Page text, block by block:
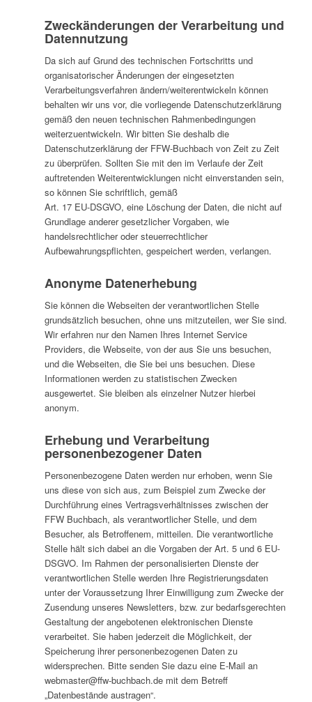
Zweckänderungen der Verarbeitung und
Datennutzung
Da sich auf Grund des technischen Fortschritts und
organisatorischer Änderungen der eingesetzten
Verarbeitungsverfahren ändern/weiterentwickeln können
behalten wir uns vor, die vorliegende Datenschutzerklärung
gemäß den neuen technischen Rahmenbedingungen
weiterzuentwickeln. Wir bitten Sie deshalb die
Datenschutzerklärung der FFW-Buchbach von Zeit zu Zeit
zu überprüfen. Sollten Sie mit den im Verlaufe der Zeit
auftretenden Weiterentwicklungen nicht einverstanden sein,
so können Sie schriftlich, gemäß
Art. 17 EU-DSGVO, eine Löschung der Daten, die nicht auf
Grundlage anderer gesetzlicher Vorgaben, wie
handelsrechtlicher oder steuerrechtlicher
Aufbewahrungspflichten, gespeichert werden, verlangen.
Anonyme Datenerhebung
Sie können die Webseiten der verantwortlichen Stelle
grundsätzlich besuchen, ohne uns mitzuteilen, wer Sie sind.
Wir erfahren nur den Namen Ihres Internet Service
Providers, die Webseite, von der aus Sie uns besuchen,
und die Webseiten, die Sie bei uns besuchen. Diese
Informationen werden zu statistischen Zwecken
ausgewertet. Sie bleiben als einzelner Nutzer hierbei
anonym.
Erhebung und Verarbeitung
personenbezogener Daten
Personenbezogene Daten werden nur erhoben, wenn Sie
uns diese von sich aus, zum Beispiel zum Zwecke der
Durchführung eines Vertragsverhältnisses zwischen der
FFW Buchbach, als verantwortlicher Stelle, und dem
Besucher, als Betroffenem, mitteilen. Die verantwortliche
Stelle hält sich dabei an die Vorgaben der Art. 5 und 6 EU-
DSGVO. Im Rahmen der personalisierten Dienste der
verantwortlichen Stelle werden Ihre Registrierungsdaten
unter der Voraussetzung Ihrer Einwilligung zum Zwecke der
Zusendung unseres Newsletters, bzw. zur bedarfsgerechten
Gestaltung der angebotenen elektronischen Dienste
verarbeitet. Sie haben jederzeit die Möglichkeit, der
Speicherung ihrer personenbezogenen Daten zu
widersprechen. Bitte senden Sie dazu eine E-Mail an
webmaster@ffw-buchbach.de mit dem Betreff
„Datenbestände austragen“.